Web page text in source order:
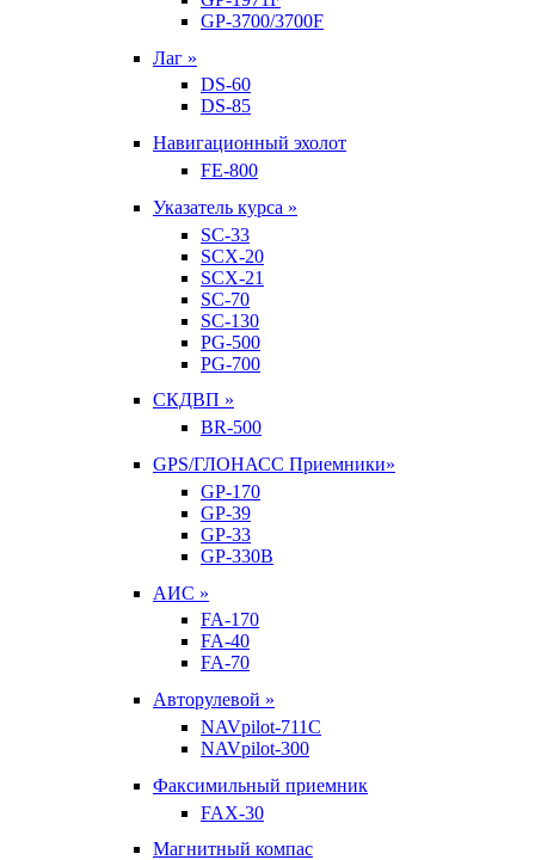
GP-3700/3700F
Лаг »
DS-60
DS-85
Навигационный эхолот
FE-800
Указатель курса »
SC-33
SCX-20
SCX-21
SC-70
SC-130
PG-500
PG-700
СКДВП »
BR-500
GPS/ГЛОНАСС Приемники»
GP-170
GP-39
GP-33
GP-330B
АИС »
FA-170
FA-40
FA-70
Авторулевой »
NAVpilot-711С
NAVpilot-300
Факсимильный приемник
FAX-30
Магнитный компас